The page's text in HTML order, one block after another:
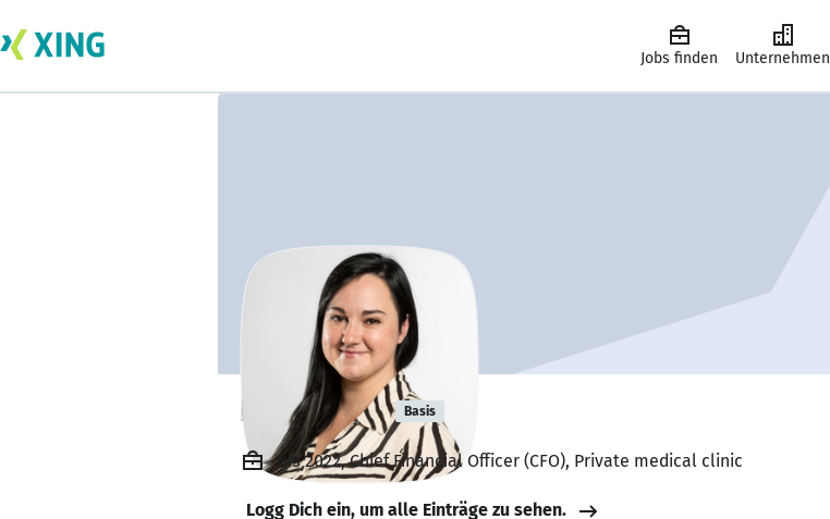
Jobs finden Unternehmen
Daria Sova Basis
Bis 2022, Chief Financial Officer (CFO), Private medical clinic
Logg Dich ein, um alle Einträge zu sehen.